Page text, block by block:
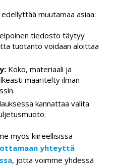
muutamaa asiaa:
tiedosto täytyy
tuotanto voidaan aloittaa
Koko, materiaali ja
määritelty ilman
kannattaa valita
myös kiireellisissä
ottamaan yhteyttä
, jotta voimme yhdessä